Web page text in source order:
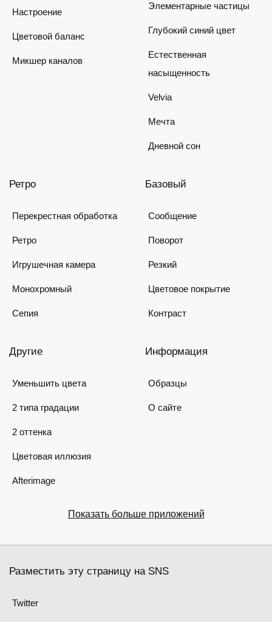
Настроение
Цветовой баланс
Микшер каналов
Элементарные частицы
Глубокий синий цвет
Естественная
насыщенность
Velvia
Мечта
Дневной сон
Ретро
Перекрестная обработка
Ретро
Игрушечная камера
Монохромный
Сепия
Базовый
Сообщение
Поворот
Резкий
Цветовое покрытие
Контраст
Другие
Уменьшить цвета
2 типа градации
2 оттенка
Цветовая иллюзия
Afterimage
Информация
Образцы
О сайте
Показать больше приложений
Разместить эту страницу на SNS
Twitter